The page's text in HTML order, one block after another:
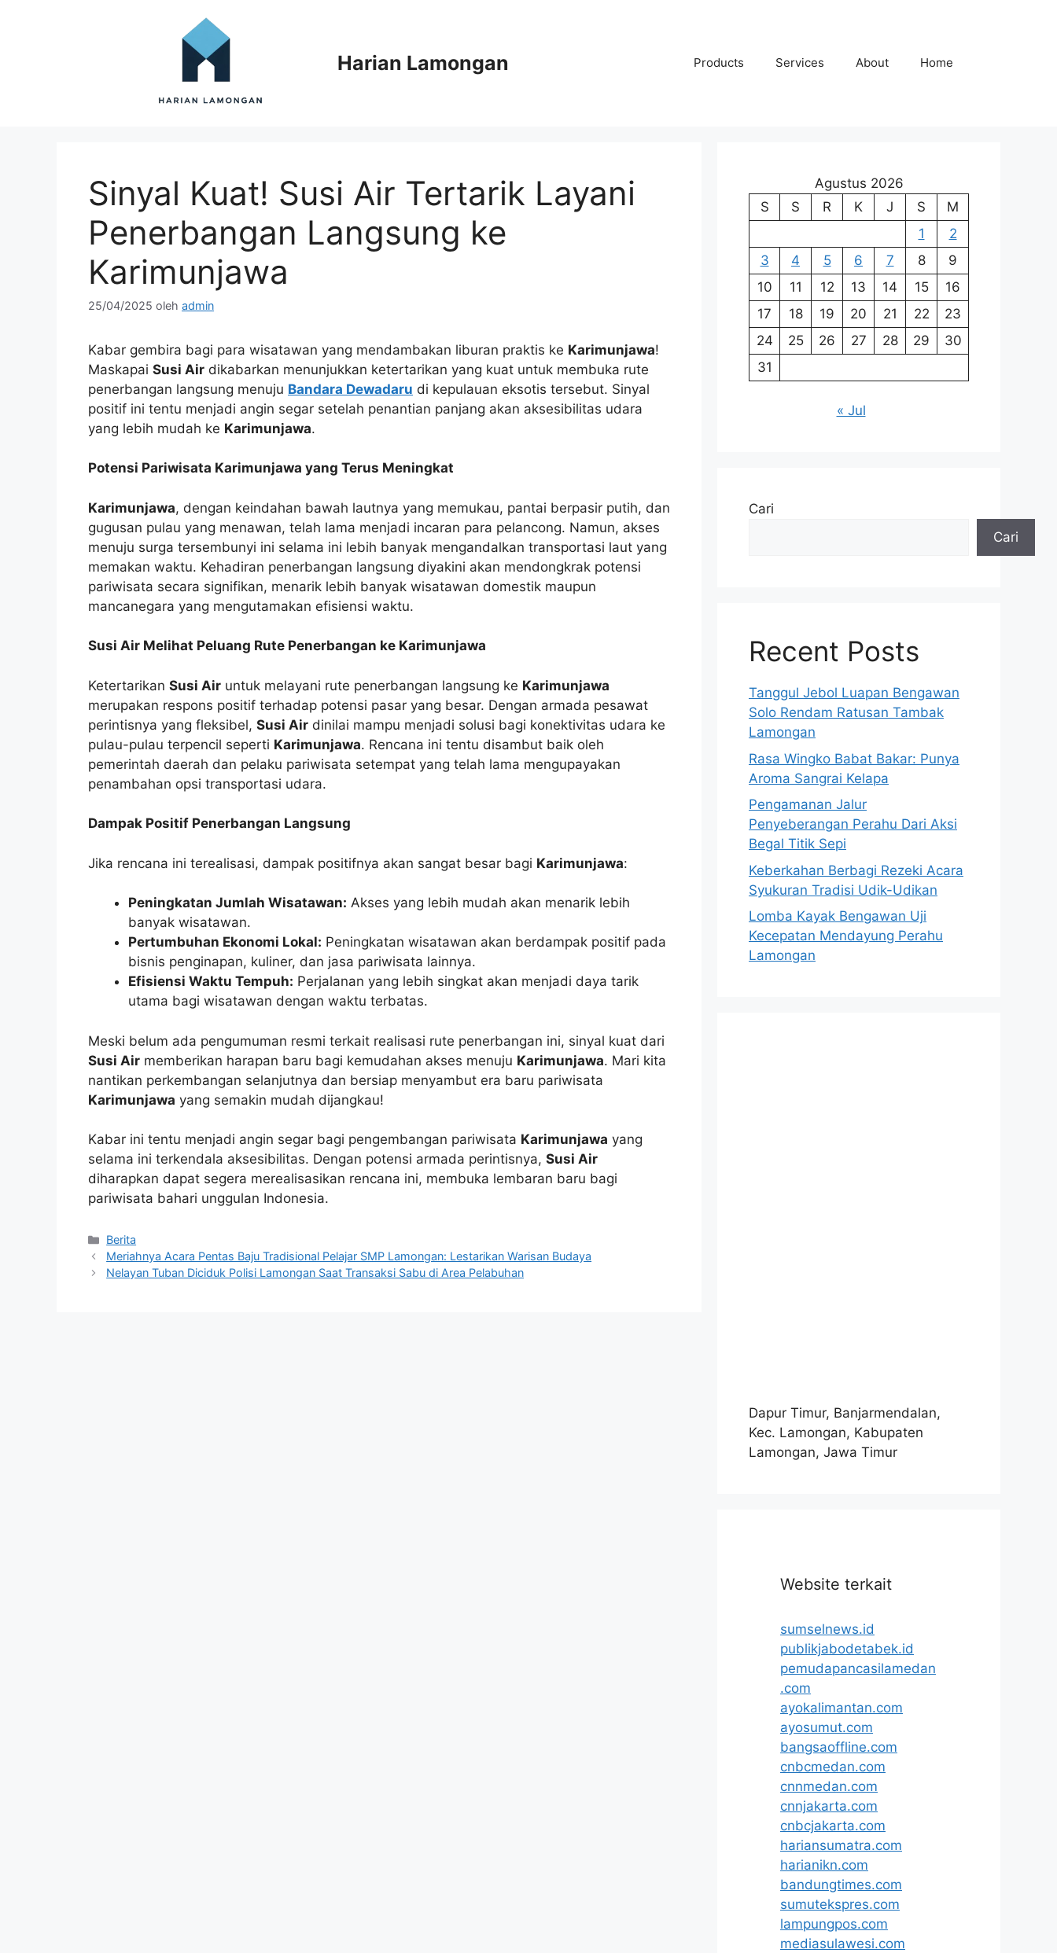
Harian Lamongan Products Services About Home
Sinyal Kuat! Susi Air Tertarik Layani
Penerbangan Langsung ke
Karimunjawa
25/04/2025 oleh admin
Kabar gembira bagi para wisatawan yang mendambakan liburan praktis ke Karimunjawa!
Maskapai Susi Air dikabarkan menunjukkan ketertarikan yang kuat untuk membuka rute
penerbangan langsung menuju Bandara Dewadaru di kepulauan eksotis tersebut. Sinyal
positif ini tentu menjadi angin segar setelah penantian panjang akan aksesibilitas udara
yang lebih mudah ke Karimunjawa.
Potensi Pariwisata Karimunjawa yang Terus Meningkat
Karimunjawa, dengan keindahan bawah lautnya yang memukau, pantai berpasir putih, dan
gugusan pulau yang menawan, telah lama menjadi incaran para pelancong. Namun, akses
menuju surga tersembunyi ini selama ini lebih banyak mengandalkan transportasi laut yang
memakan waktu. Kehadiran penerbangan langsung diyakini akan mendongkrak potensi
pariwisata secara signifikan, menarik lebih banyak wisatawan domestik maupun
mancanegara yang mengutamakan efisiensi waktu.
Susi Air Melihat Peluang Rute Penerbangan ke Karimunjawa
Ketertarikan Susi Air untuk melayani rute penerbangan langsung ke Karimunjawa
merupakan respons positif terhadap potensi pasar yang besar. Dengan armada pesawat
perintisnya yang fleksibel, Susi Air dinilai mampu menjadi solusi bagi konektivitas udara ke
pulau-pulau terpencil seperti Karimunjawa. Rencana ini tentu disambut baik oleh
pemerintah daerah dan pelaku pariwisata setempat yang telah lama mengupayakan
penambahan opsi transportasi udara.
Dampak Positif Penerbangan Langsung
Jika rencana ini terealisasi, dampak positifnya akan sangat besar bagi Karimunjawa:
Peningkatan Jumlah Wisatawan: Akses yang lebih mudah akan menarik lebih
banyak wisatawan.
Pertumbuhan Ekonomi Lokal: Peningkatan wisatawan akan berdampak positif pada
bisnis penginapan, kuliner, dan jasa pariwisata lainnya.
Efisiensi Waktu Tempuh: Perjalanan yang lebih singkat akan menjadi daya tarik
utama bagi wisatawan dengan waktu terbatas.
Meski belum ada pengumuman resmi terkait realisasi rute penerbangan ini, sinyal kuat dari
Susi Air memberikan harapan baru bagi kemudahan akses menuju Karimunjawa. Mari kita
nantikan perkembangan selanjutnya dan bersiap menyambut era baru pariwisata
Karimunjawa yang semakin mudah dijangkau!
Kabar ini tentu menjadi angin segar bagi pengembangan pariwisata Karimunjawa yang
selama ini terkendala aksesibilitas. Dengan potensi armada perintisnya, Susi Air
diharapkan dapat segera merealisasikan rencana ini, membuka lembaran baru bagi
pariwisata bahari unggulan Indonesia.
Kategori
Berita
Meriahnya Acara Pentas Baju Tradisional Pelajar SMP Lamongan: Lestarikan Warisan Budaya
Nelayan Tuban Diciduk Polisi Lamongan Saat Transaksi Sabu di Area Pelabuhan
Agustus 2026
S
S R K J S
M
1
2
3
4 5 6 7 8
9
10
11 12 13 14 15
16
17
18 19 20 21 22
23
24
25 26 27 28 29
30
31
« Jul
Cari
Cari
Recent Posts
Tanggul Jebol Luapan Bengawan
Solo Rendam Ratusan Tambak
Lamongan
Rasa Wingko Babat Bakar: Punya
Aroma Sangrai Kelapa
Pengamanan Jalur
Penyeberangan Perahu Dari Aksi
Begal Titik Sepi
Keberkahan Berbagi Rezeki Acara
Syukuran Tradisi Udik-Udikan
Lomba Kayak Bengawan Uji
Kecepatan Mendayung Perahu
Lamongan
Dapur Timur, Banjarmendalan,
Kec. Lamongan, Kabupaten
Lamongan, Jawa Timur
Website terkait
sumselnews.id
publikjabodetabek.id
pemudapancasilamedan
.com
ayokalimantan.com
ayosumut.com
bangsaoffline.com
cnbcmedan.com
cnnmedan.com
cnnjakarta.com
cnbcjakarta.com
hariansumatra.com
harianikn.com
bandungtimes.com
sumutekspres.com
lampungpos.com
mediasulawesi.com